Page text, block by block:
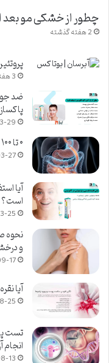
چطور از خشکی مو
2 هفته گذشته
3 هفته گذشته
ضد
29
۰ تا ۱۰۰ عمل بای پس معده؛ راز جراحی لاغری موفق
27
آیا
25
نحوه
و
17
آیا
25
13